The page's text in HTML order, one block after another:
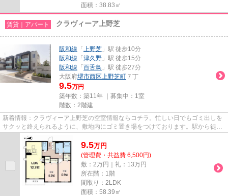
面積：38.83㎡
賃貸｜アパート クラヴィーア上野芝
阪和線 「 上野芝 」駅 徒歩10分
阪和線 「 津久野 」駅 徒歩15分
阪和線 「 百舌鳥 」駅 徒歩27分
大阪府堺市西区上野芝町 ７丁
9.5万円
築年数：築11年 ｜募集中： 1室
階数：2階建
新着情報：クラヴィーア上野芝の空室情報ならコチラ。忙しい日でもゴミ出しを
サクッと終えられるように、敷地内にゴミ置き場をつけております。駅から徒歩
10分に立地する、魅力的な駅...
9.5万円
(管理費・共益費 6,500円)
敷：2万円｜礼：13万円
所在階：1階
間取り：2LDK
面積：58.39㎡